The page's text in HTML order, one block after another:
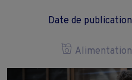
Date de
Alimentation